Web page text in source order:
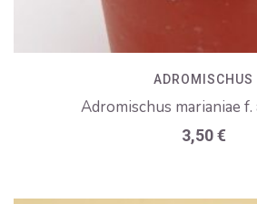
ADROMISCHUS
Adromischus marianiae
3,50€